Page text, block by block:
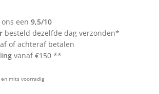
een 9,5/10
besteld dezelfde dag verzonden*
of achteraf betalen
vanaf €150 **
mits voorradig